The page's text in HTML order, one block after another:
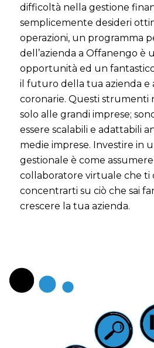
difficoltà nella gestione
semplicemente desideri
operazioni, un programma
dell’azienda a Offanengo è
opportunità ed un
il futuro della tua azienda e
coronarie. Questi strumenti
solo alle grandi imprese;
essere scalabili e adattabili
medie imprese. Investire in
gestionale è come
collaboratore virtuale che ti
concentrarti su ciò che sai
crescere la tua azienda.